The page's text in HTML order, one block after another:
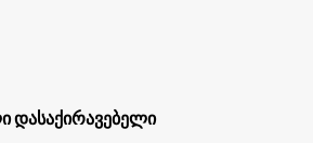
დასაქირავებელი